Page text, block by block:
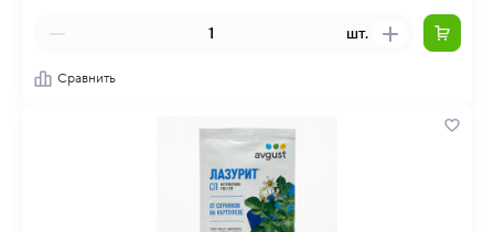
шт.
Сравнить